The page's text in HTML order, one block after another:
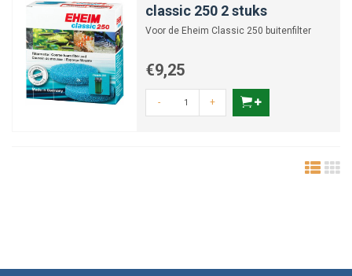
classic 250 2 stuks
Voor de Eheim Classic 250 buitenfilter
€9,25
- +